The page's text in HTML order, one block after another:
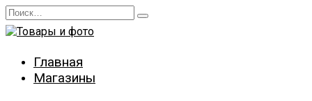
Перейти
к
содержанию
Search
for:
Главная
Магазины